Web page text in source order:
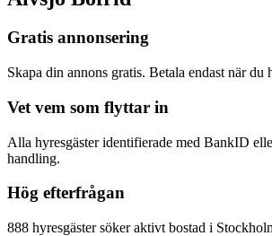
Gratis annonsering
Skapa din annons gratis. Betala endast när du
Vet vem som flyttar in
Alla hyresgäster identifierade med BankID
handling.
Hög efterfrågan
888 hyresgäster söker aktivt bostad i